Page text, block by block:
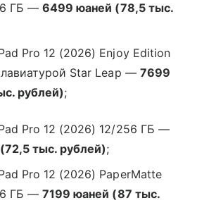
ГБ — 6499 юаней (78,5 тыс.
Pro 12 (2026) Enjoy Edition
Star Leap — 7699
рублей);
Pro 12 (2026) 12/256 ГБ —
тыс. рублей);
Pro 12 (2026) PaperMatte
ГБ — 7199 юаней (87 тыс.